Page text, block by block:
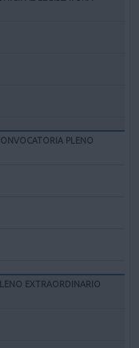
PLENO
EXTRAORDINARIO